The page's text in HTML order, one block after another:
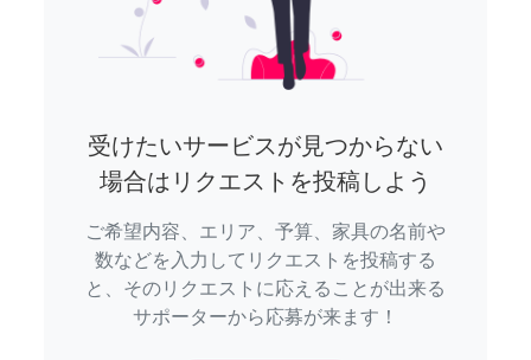
受けたいサービスが見つからない
場合はリクエストを投稿しよう
ご希望内容、エリア、予算、家具の名前や
数などを入力してリクエストを投稿する
と、そのリクエストに応えることが出来る
サポーターから応募が来ます！